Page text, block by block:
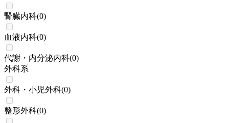
腎臓内科(0)
血液内科(0)
代謝・内分泌内科(0)
外科系
外科・小児外科(0)
整形外科(0)